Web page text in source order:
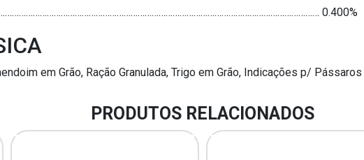
0.400%
em Grão, Ração Granulada, Trigo em Grão, Indicações p/
PRODUTOS RELACIONADOS